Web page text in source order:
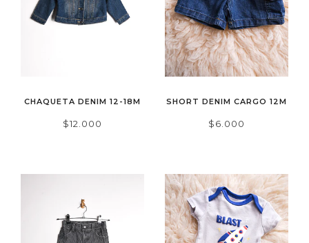
CHAQUETA DENIM 12-18M
$12.000
SHORT DENIM CARGO 12M
$6.000